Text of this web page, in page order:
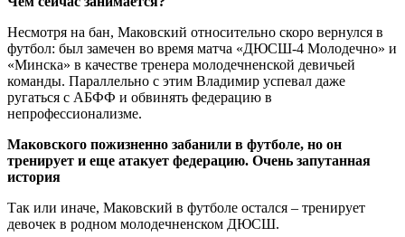
Несмотря на бан, Маковский относительно скоро вернулся в
футбол: был замечен во время матча «ДЮСШ-4 Молодечно» и
«Минска» в качестве тренера молодечненской девичьей
команды. Параллельно с этим Владимир успевал даже
ругаться с АБФФ и обвинять федерацию в
непрофессионализме.
Маковского пожизненно забанили в футболе, но он
тренирует и еще атакует федерацию. Очень запутанная
история
Так или иначе, Маковский в футболе остался – тренирует
девочек в родном молодечненском ДЮСШ.